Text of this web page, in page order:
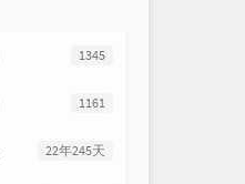
1345
1161
22年245天